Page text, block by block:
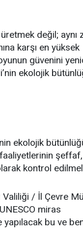
değil; aynı
karşı en yüksek
güvenini
ekolojik
ekolojik
şeffaf,
kontrol
Valiliği / İl Çevre
miras
bu ve